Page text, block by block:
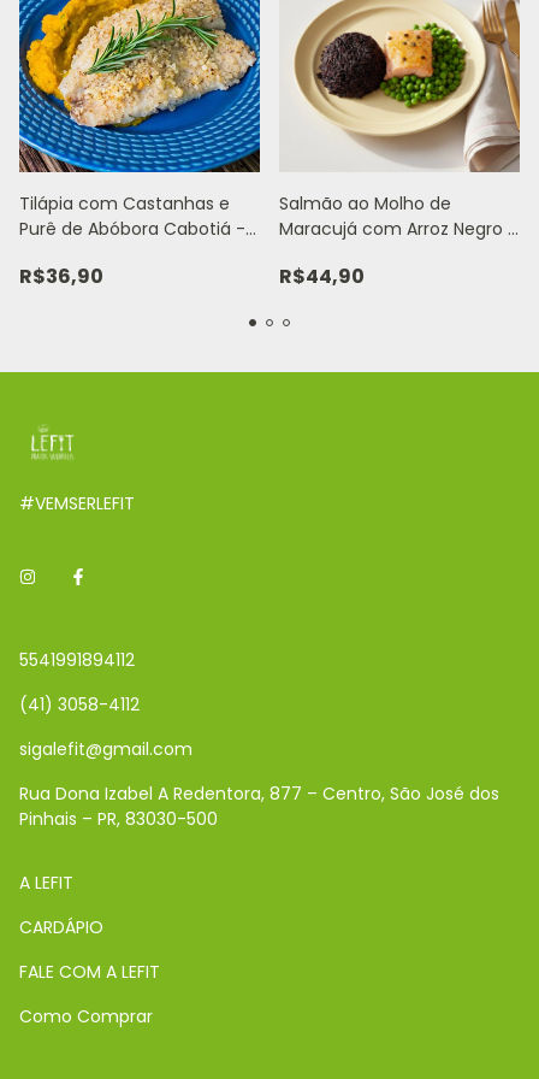
Tilápia com Castanhas e
Purê de Abóbora Cabotiá -
R$36,90
Salmão ao Molho de
Maracujá com Arroz Negro e
R$44,90
#VEMSERLEFIT
5541991894112
(41) 3058-4112
sigalefit@gmail.com
Rua Dona Izabel A Redentora, 877 – Centro, São José dos
Pinhais – PR, 83030-500
A LEFIT
CARDÁPIO
FALE COM A LEFIT
Como Comprar